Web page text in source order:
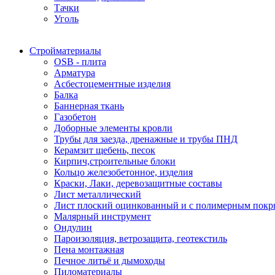
Тачки
Уголь
Стройматериалы
OSB - плита
Арматура
Асбестоцементные изделия
Балка
Баннерная ткань
Газобетон
Доборные элементы кровли
Трубы для заезда, дренажные и трубы ПНД
Керамзит щебень, песок
Кирпич,строительные блоки
Кольцо железобетонное, изделия
Краски, Лаки, деревозащитные составы
Лист металлический
Лист плоский оцинкованный и с полимерным
Малярный инструмент
Ондулин
Пароизоляция, ветрозащита, геотекстиль
Пена монтажная
Печное литьё и дымоходы
Пиломатериалы